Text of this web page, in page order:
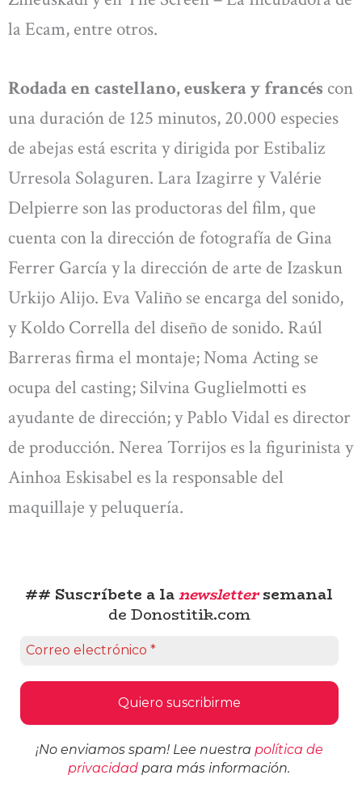
la Ecam, entre otros.
Rodada en castellano, euskera y francés con
una duración de 125 minutos, 20.000 especies
de abejas está escrita y dirigida por Estibaliz
Urresola Solaguren. Lara Izagirre y Valérie
Delpierre son las productoras del film, que
cuenta con la dirección de fotografía de Gina
Ferrer García y la dirección de arte de Izaskun
Urkijo Alijo. Eva Valiño se encarga del sonido,
y Koldo Corrella del diseño de sonido. Raúl
Barreras firma el montaje; Noma Acting se
ocupa del casting; Silvina Guglielmotti es
ayudante de dirección; y Pablo Vidal es director
de producción. Nerea Torrijos es la figurinista y
Ainhoa Eskisabel es la responsable del
maquillaje y peluquería.
## Suscríbete a lanewslettersemanal
de Donostitik.com
¡No enviamos spam! Lee nuestra política de
privacidad para más información.